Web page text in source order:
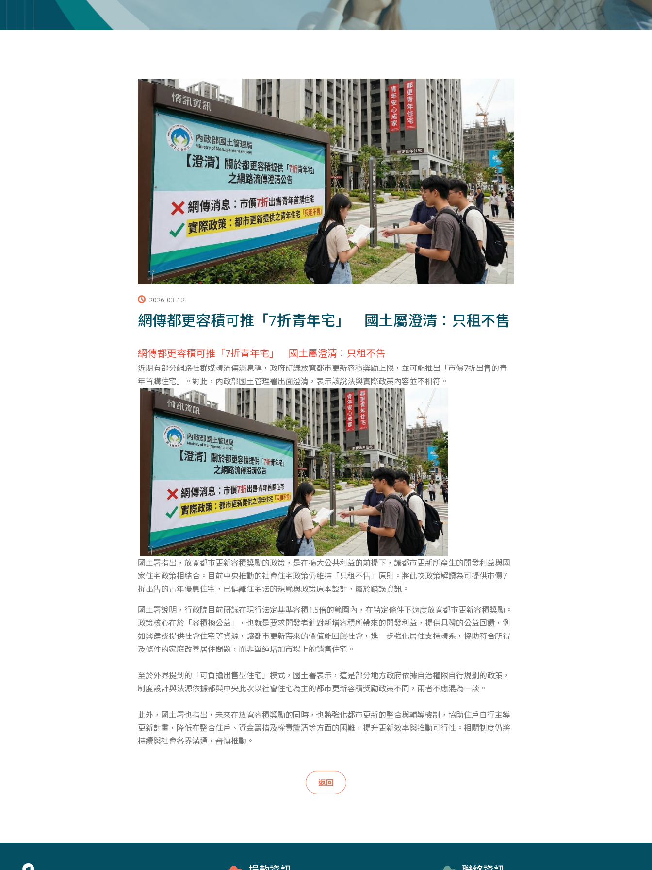
2026-03-12
網傳都更容積可推「7折青年宅」 國土屬澄清：只租不售
網傳都更容積可推「7折青年宅」 國土屬澄清：只租不售
近期有部分網路社群媒體流傳消息稱，政府研議放寬都市更新容積獎勵上限，並可能推出「市價7折出售的青
年首購住宅」。對此，內政部國土管理署出面澄清，表示該說法與實際政策內容並不相符。
國土署指出，放寬都市更新容積獎勵的政策，是在擴大公共利益的前提下，讓都市更新所產生的開發利益與國
家住宅政策相結合。目前中央推動的社會住宅政策仍維持「只租不售」原則。將此次政策解讀為可提供市價7
折出售的青年優惠住宅，已偏離住宅法的規範與政策原本設計，屬於錯誤資訊。
國土署說明，行政院目前研議在現行法定基準容積1.5倍的範圍內，在特定條件下適度放寬都市更新容積獎勵。
政策核心在於「容積換公益」，也就是要求開發者針對新增容積所帶來的開發利益，提供具體的公益回饋，例
如興建或提供社會住宅等資源，讓都市更新帶來的價值能回饋社會，進一步強化居住支持體系，協助符合所得
及條件的家庭改善居住問題，而非單純增加市場上的銷售住宅。
至於外界提到的「可負擔出售型住宅」模式，國土署表示，這是部分地方政府依據自治權限自行規劃的政策，
制度設計與法源依據都與中央此次以社會住宅為主的都市更新容積獎勵政策不同，兩者不應混為一談。
此外，國土署也指出，未來在放寬容積獎勵的同時，也將強化都市更新的整合與輔導機制，協助住戶自行主導
更新計畫，降低在整合住戶、資金籌措及權責釐清等方面的困難，提升更新效率與推動可行性。相關制度仍將
持續與社會各界溝通，審慎推動。
返回